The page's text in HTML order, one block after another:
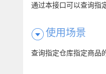
通过本接口可以查询指
使用场景
查询指定仓库指定商品